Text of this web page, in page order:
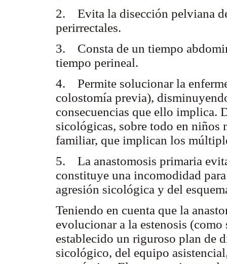
2. Evita la disección pelviana
perirrectales.
3. Consta de un tiempo
tiempo perineal.
4. Permite solucionar la
colostomía previa),
consecuencias que ello implica.
sicológicas, sobre todo en niños
familiar, que implican los
5. La anastomosis primaria
constituye una incomodidad
agresión sicológica y del
Teniendo en cuenta que la
evolucionar a la estenosis (como
establecido un riguroso plan de
sicológico, del equipo